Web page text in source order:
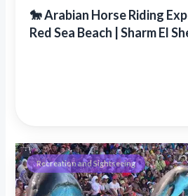
🐎 Arabian Horse Riding
Red Sea Beach | Sharm El
Recreation and Sightseeing